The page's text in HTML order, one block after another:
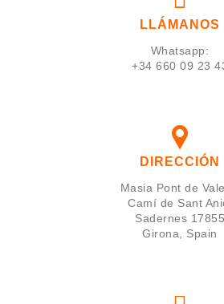
LLÁMANOS
Whatsapp:
+34 660 09 23
DIRECCIÓN
Masia Pont de
Camí de Sant
Sadernes 17855
Girona, Spain